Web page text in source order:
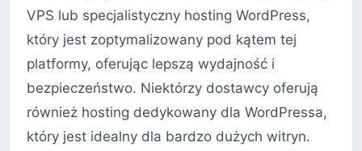
VPS lub specjalistyczny hosting WordPress,
który jest zoptymalizowany pod kątem tej
platformy, oferując lepszą wydajność i
bezpieczeństwo. Niektórzy dostawcy oferują
również hosting dedykowany dla WordPressa,
który jest idealny dla bardzo dużych witryn.